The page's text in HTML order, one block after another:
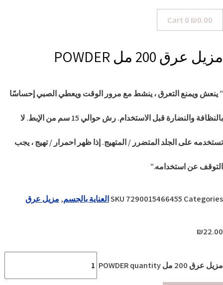
₪0.00
0
Cart
مزيل عرق 200 مل POWDER
” ينعش ويمنع التعرق ، ينشط مع مرور الوقت ويعطي الصبي إحساسًا
بالنظافة والنضارة قبل الاستخدام. رش حوالي 15 سم من الإبط. لا
تستخدمه على الجلد المتضرر / المتهيج. إذا ظهر احمرار / تهيج ، يجب
التوقف عن استخدامه.”
SKU 7290015466455 Categories العناية بالجسم, مزيل عرق
₪22.00
مزيل عرق 200 مل POWDER quantity